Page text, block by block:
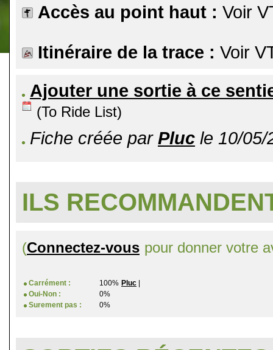
Accès au point haut : Voir
Itinéraire de la trace : Voir
Ajouter une sortie à ce
(To Ride List)
Fiche créée par Pluc le 10/05/
ILS
(Connectez-vous pour donner votre
Carrément : 100% Pluc
Oui-Non :
0%
Surement pas :
0%